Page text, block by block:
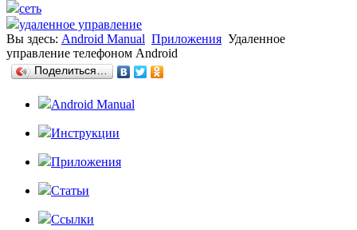
сеть
удаленное управление
Вы здесь: Android Manual Приложения Удаленное
управление телефоном Android
Поделиться…
Android Manual
Инструкции
Приложения
Статьи
Ссылки